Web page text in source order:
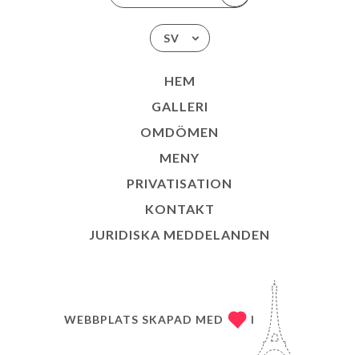
SV
HEM
GALLERI
OMDÖMEN
MENY
PRIVATISATION
KONTAKT
JURIDISKA MEDDELANDEN
WEBBPLATS SKAPAD MED I